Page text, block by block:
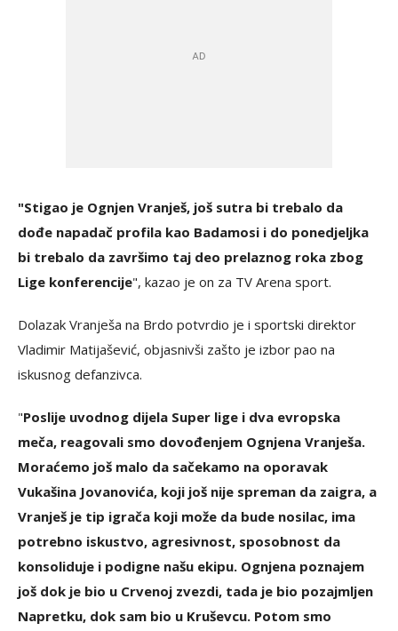
"Stigao je Ognjen Vranješ, još sutra bi trebalo da
dođe napadač profila kao Badamosi i do ponedjeljka
bi trebalo da završimo taj deo prelaznog roka zbog
Lige konferencije", kazao je on za TV Arena sport.
Dolazak Vranješa na Brdo potvrdio je i sportski direktor
Vladimir Matijašević, objasnivši zašto je izbor pao na
iskusnog defanzivca.
"Poslije uvodnog dijela Super lige i dva evropska
meča, reagovali smo dovođenjem Ognjena Vranješa.
Moraćemo još malo da sačekamo na oporavak
Vukašina Jovanovića, koji još nije spreman da zaigra, a
Vranješ je tip igrača koji može da bude nosilac, ima
potrebno iskustvo, agresivnost, sposobnost da
konsoliduje i podigne našu ekipu. Ognjena poznajem
još dok je bio u Crvenoj zvezdi, tada je bio pozajmljen
Napretku, dok sam bio u Kruševcu. Potom smo